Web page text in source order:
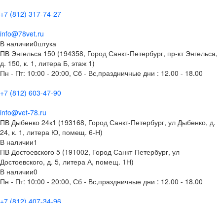
+7 (812) 317-74-27
info@78vet.ru
В наличии0штука
ПВ Энгельса 150 (194358, Город Санкт-Петербург, пр-кт Энгельса,
д. 150, к. 1, литера Б, этаж 1)
Пн - Пт: 10:00 - 20:00, Сб - Вс,праздничные дни : 12.00 - 18.00
+7 (812) 603-47-90
info@vet-78.ru
ПВ Дыбенко 24к1 (193168, Город Санкт-Петербург, ул Дыбенко, д.
24, к. 1, литера Ю, помещ. 6-Н)
В наличии1
ПВ Достоевского 5 (191002, Город Санкт-Петербург, ул
Достоевского, д. 5, литера А, помещ. 1Н)
В наличии0
Пн - Пт: 10:00 - 20:00, Сб - Вс,праздничные дни : 12.00 - 18.00